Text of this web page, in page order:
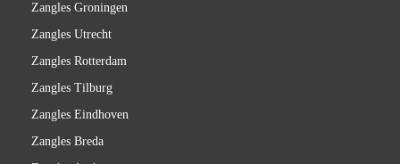
Zangles Groningen
Zangles Utrecht
Zangles Rotterdam
Zangles Tilburg
Zangles Eindhoven
Zangles Breda